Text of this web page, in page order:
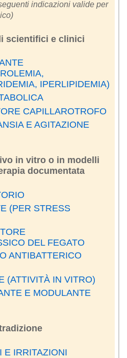
indicazioni valide per
scientifici e clinici
IPERLIPIDEMIA)
CAPILLAROTROFO
E AGITAZIONE
in vitro o in modelli
documentata
(PER STRESS
DEL FEGATO
ANTIBATTERICO
(ATTIVITÀ IN VITRO)
E MODULANTE
E IRRITAZIONI